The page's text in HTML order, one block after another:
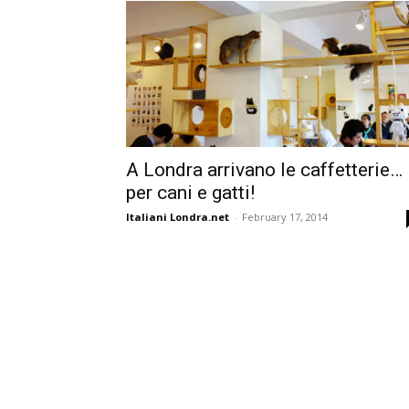
A Londra arrivano le caffetterie…
per cani e gatti!
Italiani Londra.net - February 17, 2014